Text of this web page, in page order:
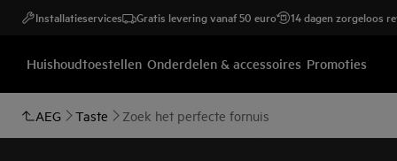
Installatieservices Gratis levering vanaf 50 euro 14 dagen zorgeloos
Huishoudtoestellen Onderdelen & accessoires Promoties
AEG Taste Zoek het perfecte fornuis